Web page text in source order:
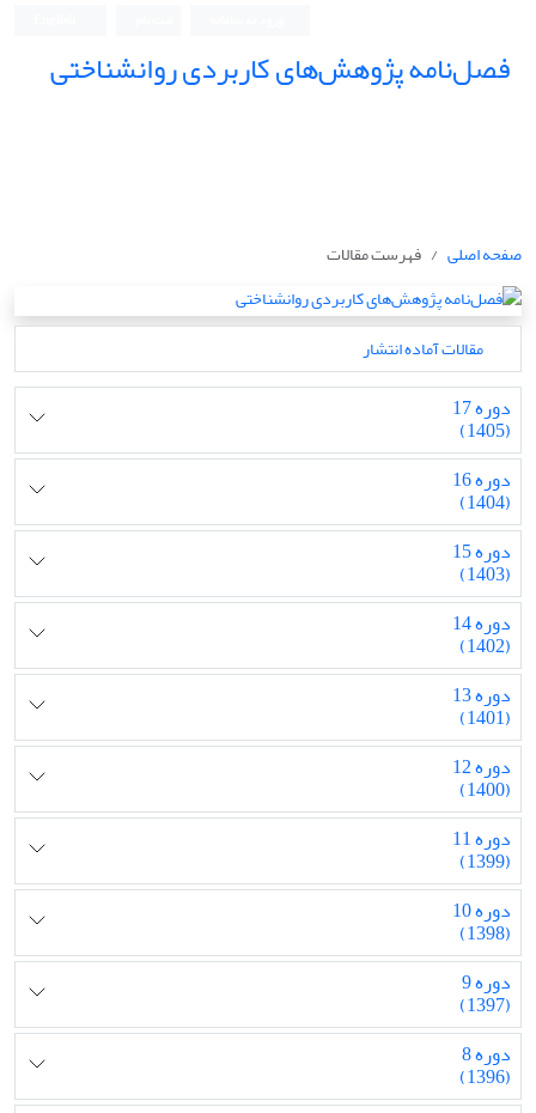
فصل‌نامه پژوهش‌های کاربردی روانشناختی
صفحه اصلی فهرست مقالات
مقالات آماده انتشار
دوره 17
(1405)
دوره 16
(1404)
دوره 15
(1403)
دوره 14
(1402)
دوره 13
(1401)
دوره 12
(1400)
دوره 11
(1399)
دوره 10
(1398)
دوره 9
(1397)
دوره 8
(1396)